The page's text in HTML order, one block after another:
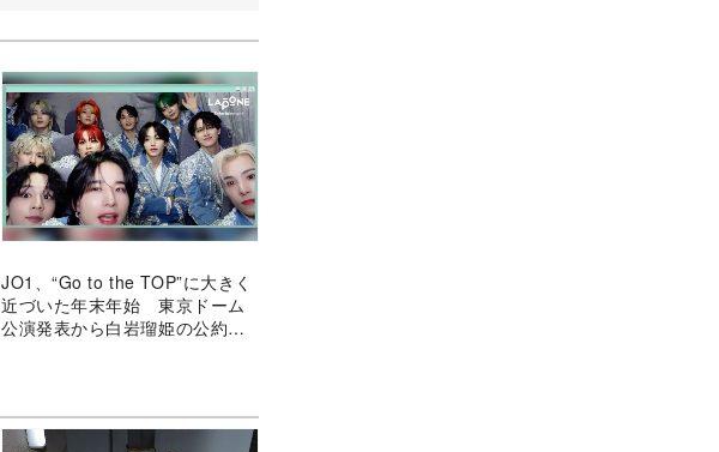
JO1、“Go to the TOP”に大きく
近づいた年末年始 東京ドーム
公演発表から白岩瑠姫の公約実